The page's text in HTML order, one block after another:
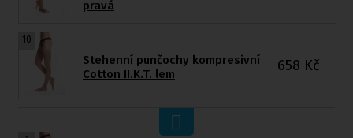
pravá
10
Stehenní punčochy kompresivní
Cotton II.K.T. lem
658 Kč